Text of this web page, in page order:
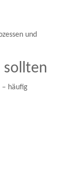
und
sollten
häufig